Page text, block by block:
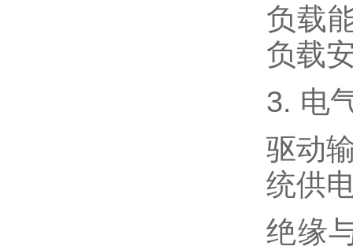
负载
负载
3. 电
驱动
统供
绝缘